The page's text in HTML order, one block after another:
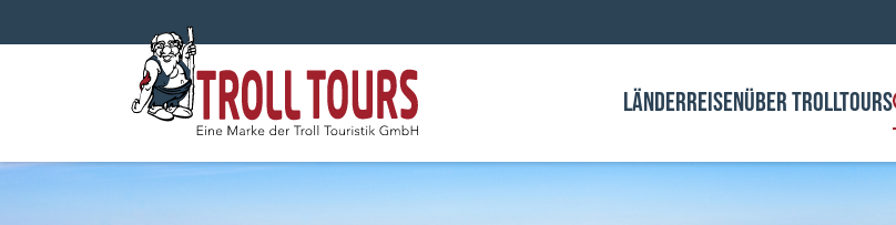
LÄNDERREISENÜBER TROLLTOURS